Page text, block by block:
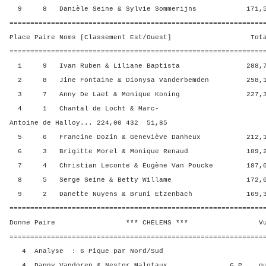
9 8 Danièle Seine & Sylvie Sommerijns 171,50
Place Paire Noms [Classement Est/Ouest] Total
1 9 Ivan Ruben & Liliane Baptista 288,75
2 8 Jine Fontaine & Dionysa Vanderbemden
3 7 Anny De Laet & Monique Koning 227,38
4 1 Chantal de Locht & Marc-
Antoine de Halloy... 224,00 432 51,85
5 6 Francine Dozin & Geneviève Danheux 212,13
6 3 Brigitte Morel & Monique Renaud 189,25
7 4 Christian Leconte & Eugène Van Poucke
8 5 Serge Seine & Betty Willame 172,00
9 2 Danette Nuyens & Bruni Etzenbach 169,38
Donne Paire *** CHELEMS *** Vul?
4 Analyse : 6 Pique par Nord/Sud